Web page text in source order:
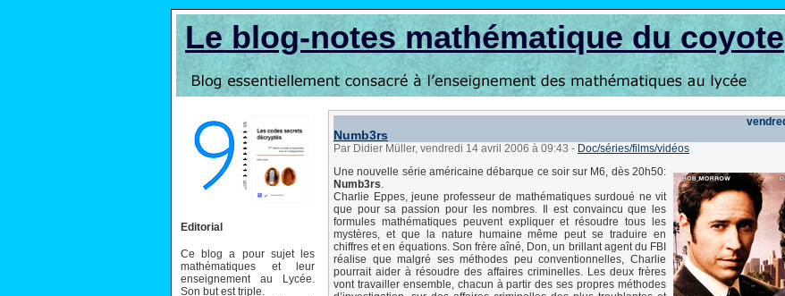
Le blog-notes mathématique du coyote
Editorial
Ce blog a pour sujet les
mathématiques et leur
enseignement au Lycée.
Son but est triple.
Numb3rs
Par Didier Müller, vendredi 14 avril 2006 à 09:43 - Doc/séries/films/vidéos
Une nouvelle série américaine débarque ce soir sur M6, dès 20h50:
Numb3rs.
Charlie Eppes, jeune professeur de mathématiques surdoué ne vit
que pour sa passion pour les nombres. Il est convaincu que les
formules mathématiques peuvent expliquer et résoudre tous les
mystères, et que la nature humaine même peut se traduire en
chiffres et en équations. Son frère aîné, Don, un brillant agent du FBI
réalise que malgré ses méthodes peu conventionnelles, Charlie
pourrait aider à résoudre des affaires criminelles. Les deux frères
vont travailler ensemble, chacun à partir des ses propres méthodes